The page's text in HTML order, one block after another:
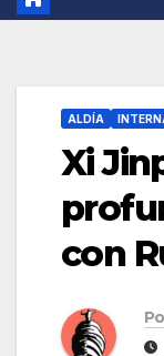
ALDÍA
Xi
con